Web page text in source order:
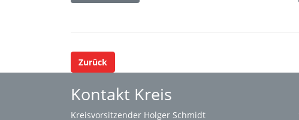
Zurück
Kontakt Kreis
Kreisvorsitzender Holger Schmidt